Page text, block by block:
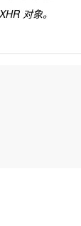
对象。